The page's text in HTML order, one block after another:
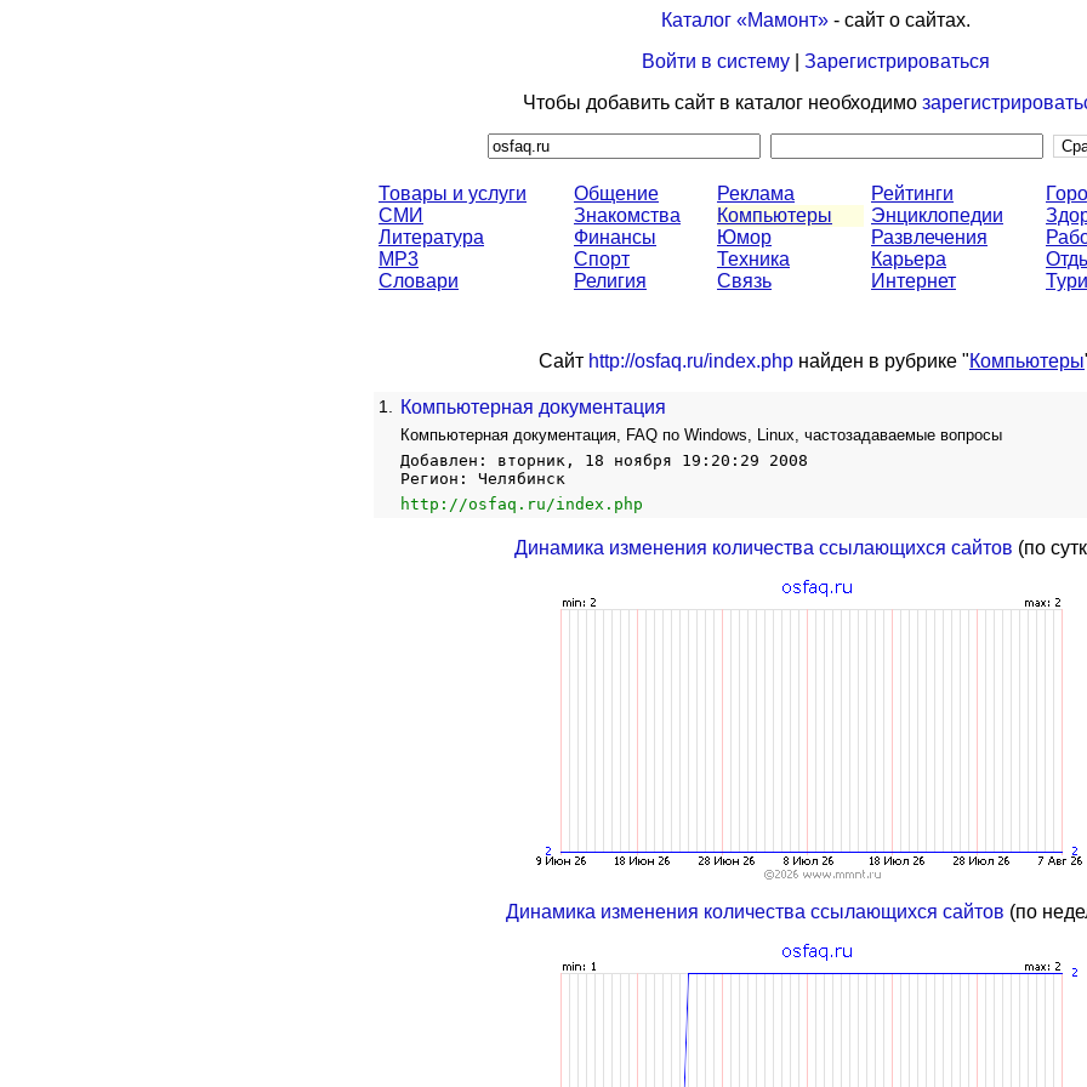
Каталог «Мамонт»- сайт о сайтах.
Войти в систему| Зарегистрироваться
Чтобы добавить сайт в каталог необходимо
Товары и услуги
СМИ
Литература
MP3
Словари
Общение
Знакомства
Финансы
Спорт
Религия
Реклама
Компьютеры
Юмор
Техника
Связь
Рейтинги
Энциклопедии
Развлечения
Карьера
Интернет
Сайт http://osfaq.ru/index.php найден в рубрике "Компьютеры
1. Компьютерная документация
Компьютерная документация, FAQ по Windows, Linux, частозадаваемые вопросы
Добавлен: вторник, 18 ноября 19:20:29 2008
Регион: Челябинск
http://osfaq.ru/index.php
Динамика изменения количества ссылающихся сайтов (по
Динамика изменения количества ссылающихся сайтов (по